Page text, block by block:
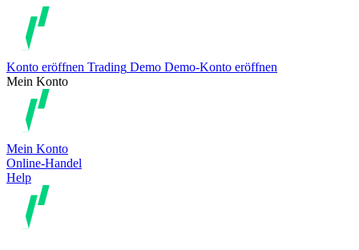
Konto eröffnen Trading Demo Demo-Konto eröffnen
Mein Konto
Mein Konto
Online-Handel
Help